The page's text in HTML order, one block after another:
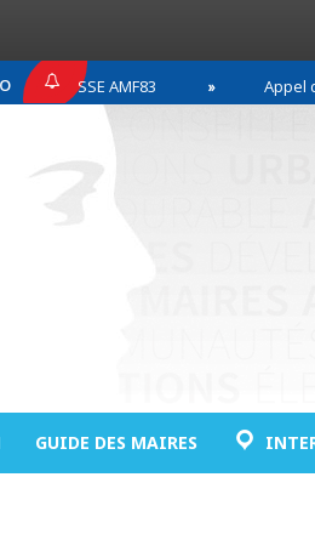
AMF83 Appel de
GUIDE DES MAIRES